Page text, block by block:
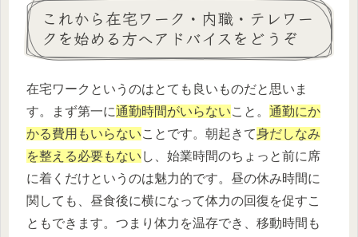
これから在宅ワーク・内職・テレワー
クを始める方へアドバイスをどうぞ
在宅ワークというのはとても良いものだと思いま
す。まず第一に通勤時間がいらないこと。 通勤にか
かる費用もいらないことです。朝起きて身だしなみ
を整える必要もない し、始業時間のちょっと前に席
に着くだけというのは魅力的です。昼の休み時間に
関しても、昼食後に横になって体力の回復を促すこ
ともできます。つまり体力を温存でき、移動時間も